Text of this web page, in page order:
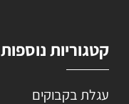
קטגוריות נוספות
עגלת בקבוקים